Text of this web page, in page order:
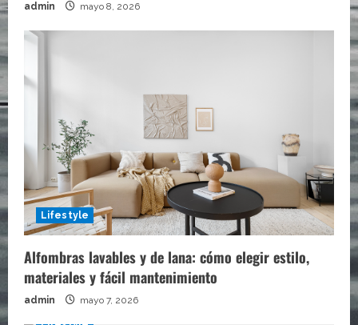
admin mayo 8, 2026
Lifestyle
Alfombras lavables y de lana: cómo elegir estilo,
materiales y fácil mantenimiento
admin mayo 7, 2026